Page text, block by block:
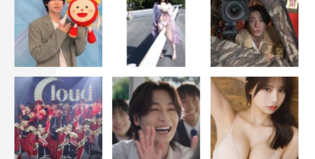
「STRiKE！」
定価：本体1227円＋税
判型：A4判
発行：主婦の友インフォス
発売：主婦の友社